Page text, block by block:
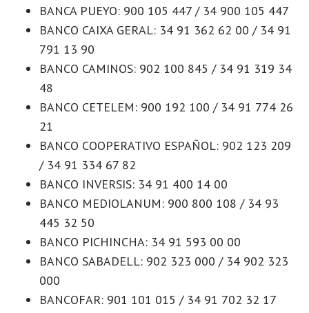
BANCA PUEYO: 900 105 447 / 34 900 105 447
BANCO CAIXA GERAL: 34 91 362 62 00 / 34 91
791 13 90
BANCO CAMINOS: 902 100 845 / 34 91 319 34
48
BANCO CETELEM: 900 192 100 / 34 91 774 26
21
BANCO COOPERATIVO ESPAÑOL: 902 123 209
/ 34 91 334 67 82
BANCO INVERSIS: 34 91 400 14 00
BANCO MEDIOLANUM: 900 800 108 / 34 93
445 32 50
BANCO PICHINCHA: 34 91 593 00 00
BANCO SABADELL: 902 323 000 / 34 902 323
000
BANCOFAR: 901 101 015 / 34 91 702 32 17